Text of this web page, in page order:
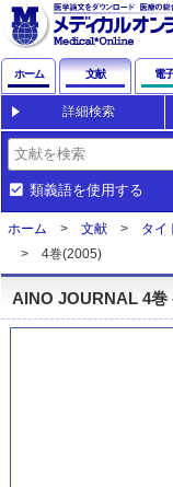
ホーム 文献 電
詳細検索
類義語を使用する
ホーム 文献 タイ
4巻(2005)
AINO JOURNAL 4巻